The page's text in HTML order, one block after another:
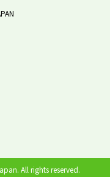
All rights reserved.